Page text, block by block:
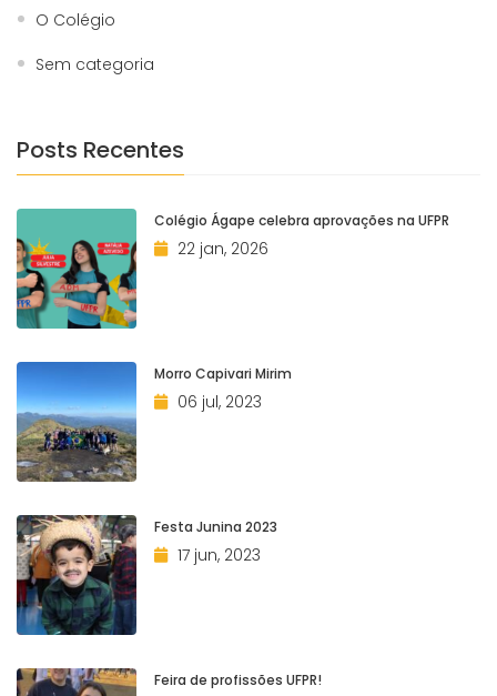
O Colégio
Sem categoria
Posts Recentes
Colégio Ágape celebra aprovações na UFPR
22 jan, 2026
Morro Capivari Mirim
06 jul, 2023
Festa Junina 2023
17 jun, 2023
Feira de profissões UFPR!